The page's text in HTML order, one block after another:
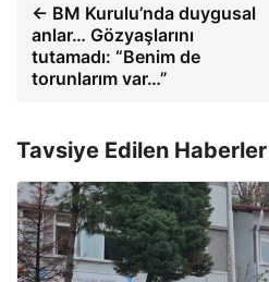
← BM Kurulu’nda duygusal
anlar… Gözyaşlarını
tutamadı: “Benim de
torunlarım var…”
Tavsiye Edilen Haberler